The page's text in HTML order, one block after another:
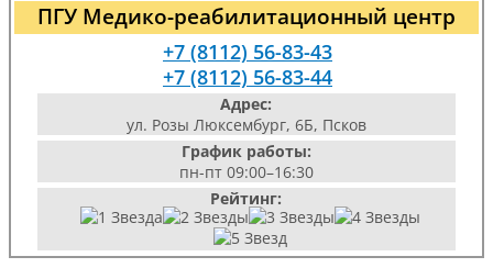
ПГУ Медико-реабилитационный центр
+7 (8112) 56-83-43
+7 (8112) 56-83-44
Адрес:
ул. Розы Люксембург, 6Б, Псков
График работы:
пн-пт 09:00–16:30
Рейтинг: